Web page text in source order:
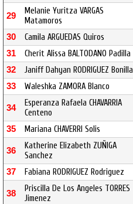
29
Melanie Yuritza VARGAS
Matamoros
30 Camila ARGUEDAS Quiros
31 Cherit Alissa BALTODANO Padilla
32 Janiff Dahyan RODRIGUEZ Bonilla
33 Waleshka ZAMORA Blanco
34
Esperanza Rafaela CHAVARRIA
Centeno
35 Mariana CHAVERRI Solis
36
Katherine Elizabeth ZUÑIGA
Sanchez
37 Fabiana RODRIGUEZ Rodriguez
38
Priscilla De Los Angeles TORRES
Jimenez